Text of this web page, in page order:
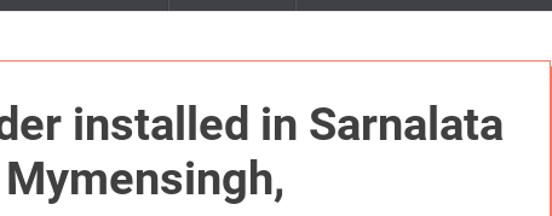
installed in Sarnalata